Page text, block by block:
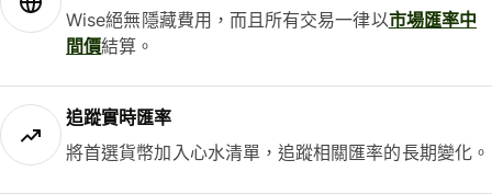
Wise絕無隱藏費用，而且所有交易一律以市場匯率中
間價結算。
追蹤實時匯率
將首選貨幣加入心水清單，追蹤相關匯率的長期變化。